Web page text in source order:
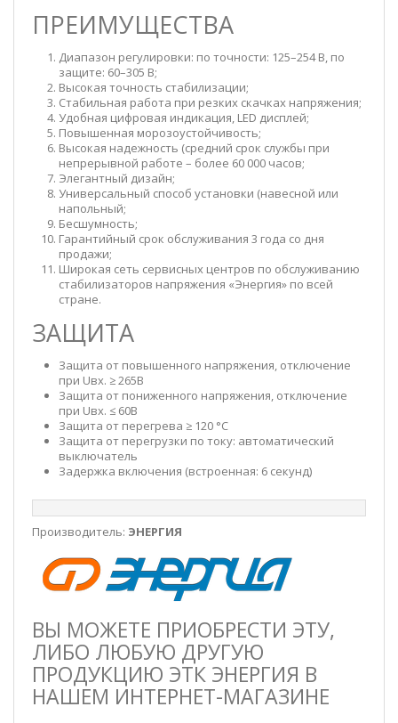
ПРЕИМУЩЕСТВА
Диапазон регулировки: по точности: 125–254 В, по
защите: 60–305 В;
Высокая точность стабилизации;
Стабильная работа при резких скачках напряжения;
Удобная цифровая индикация, LED дисплей;
Повышенная морозоустойчивость;
Высокая надежность (средний срок службы при
непрерывной работе – более 60 000 часов;
Элегантный дизайн;
Универсальный способ установки (навесной или
напольный;
Бесшумность;
Гарантийный срок обслуживания 3 года со дня
продажи;
Широкая сеть сервисных центров по обслуживанию
стабилизаторов напряжения «Энергия» по всей
стране.
ЗАЩИТА
Защита от повышенного напряжения, отключение
при Uвх. ≥ 265В
Защита от пониженного напряжения, отключение
при Uвх. ≤ 60В
Защита от перегрева ≥ 120 °С
Защита от перегрузки по току: автоматический
выключатель
Задержка включения (встроенная: 6 секунд)
Производитель: ЭНЕРГИЯ
ВЫ МОЖЕТЕ ПРИОБРЕСТИ ЭТУ,
ЛИБО ЛЮБУЮ ДРУГУЮ
ПРОДУКЦИЮ ЭТК ЭНЕРГИЯ В
НАШЕМ ИНТЕРНЕТ-МАГАЗИНЕ